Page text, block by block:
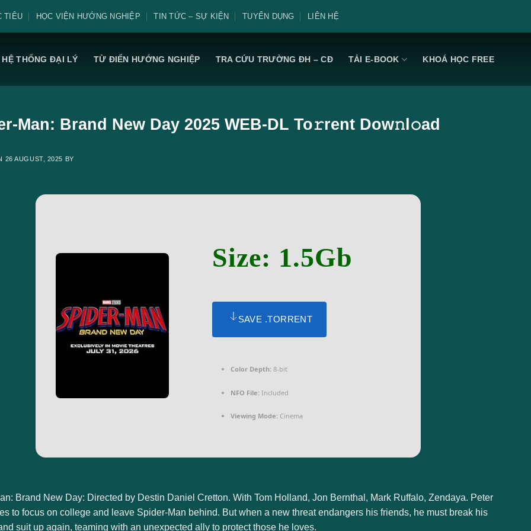
TIÊU HỌC VIỆN HƯỚNG NGHIỆP TIN TỨC – SỰ KIỆN TUYỂN DỤNG LIÊN HỆ
HỆ THỐNG ĐẠI LÝ TỪ ĐIỂN HƯỚNG NGHIỆP TRA CỨU TRƯỜNG ĐH – CĐ TẢI E-BOOK KHOÁ HỌC FREE
Man: Brand New Day 2025 WEB-DL To𝚛rent Dow𝚗l𝚘ad
26 AUGUST, 2025 BY
Size: 1.5Gb
SAVE .TORRENT
Color Depth:8-bit
NFO File:Included
Viewing Mode:Cinema
Brand New Day: Directed by Destin Daniel Cretton. With Tom Holland, Jon Bernthal, Mark Ruffalo, Zendaya. Peter
to focus on college and leave Spider-Man behind. But when a new threat endangers his friends, he must break his
suit up again, teaming with an unexpected ally to protect those he loves.